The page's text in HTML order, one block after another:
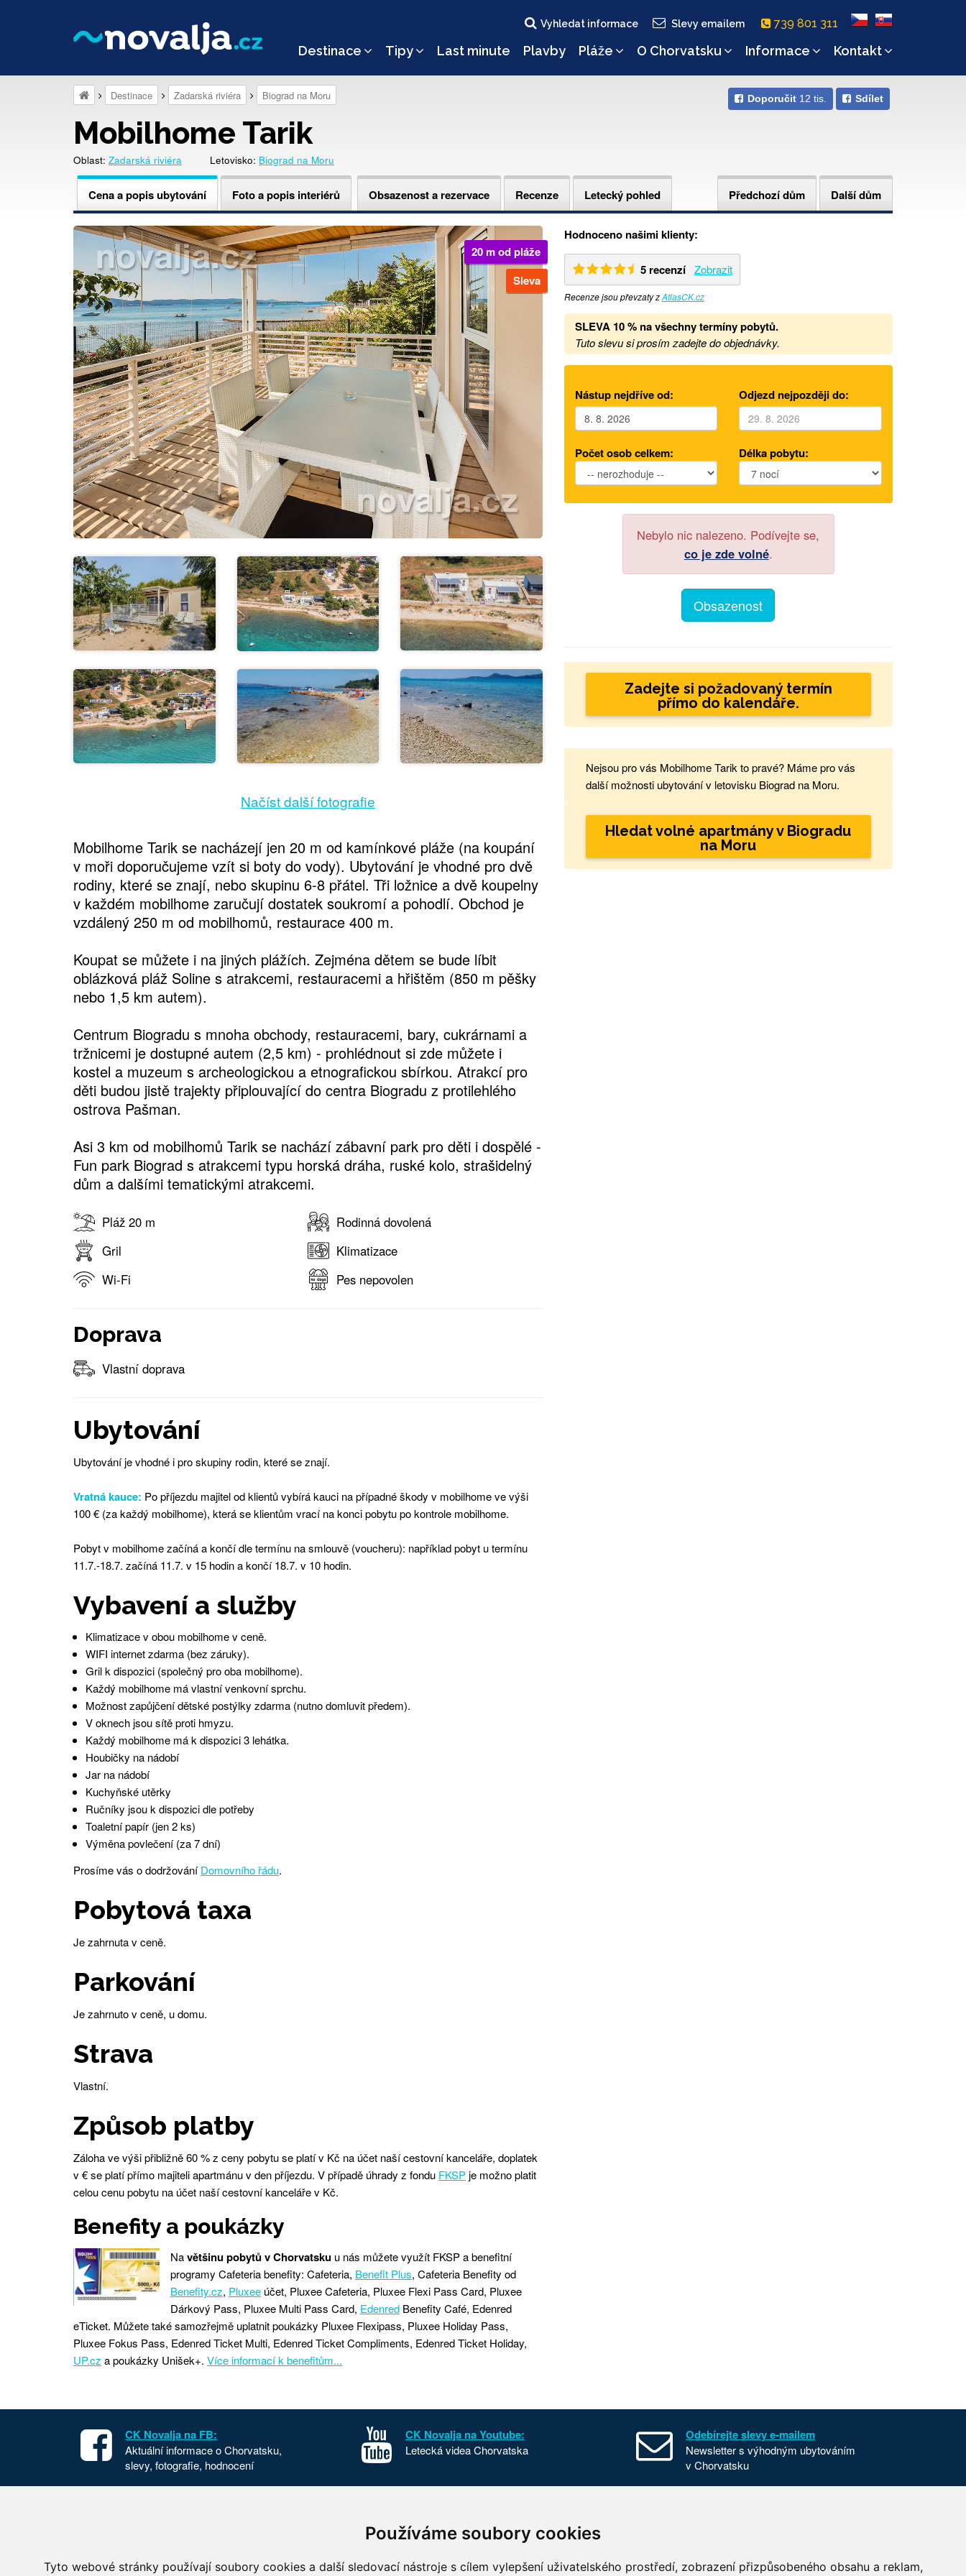
Používáme soubory cookies
Tyto webové stránky používají soubory cookies a další sledovací nástroje s cílem vylepšení uživatelského prostředí, zobrazení přizpůsobeného obsahu a reklam,
Vyhledat informace Slevy emailem 739 801 311
Destinace Tipy Last minute Plavby Pláže O Chorvatsku Informace Kontakt
Doporučit 12 tis. Sdílet
Destinace Zadarská riviéra Biograd na Moru
Mobilhome Tarik
Oblast: Zadarská riviéra Letovisko: Biograd na Moru
Předchozí dům Další dům
Cena a popis ubytování Foto a popis interiérů Obsazenost a rezervace Recenze Letecký pohled
20 m od pláže
Sleva
Načíst další fotografie
Mobilhome Tarik se nacházejí jen 20 m od kamínkové pláže (na koupání
v moři doporučujeme vzít si boty do vody). Ubytování je vhodné pro dvě
rodiny, které se znají, nebo skupinu 6-8 přátel. Tři ložnice a dvě koupelny
v každém mobilhome zaručují dostatek soukromí a pohodlí. Obchod je
vzdálený 250 m od mobilhomů, restaurace 400 m.
Koupat se můžete i na jiných plážích. Zejména dětem se bude líbit
oblázková pláž Soline s atrakcemi, restauracemi a hřištěm (850 m pěšky
nebo 1,5 km autem).
Centrum Biogradu s mnoha obchody, restauracemi, bary, cukrárnami a
tržnicemi je dostupné autem (2,5 km) - prohlédnout si zde můžete i
kostel a muzeum s archeologickou a etnografickou sbírkou. Atrakcí pro
děti budou jistě trajekty připlouvající do centra Biogradu z protilehlého
ostrova Pašman.
Asi 3 km od mobilhomů Tarik se nachází zábavní park pro děti i dospělé -
Fun park Biograd s atrakcemi typu horská dráha, ruské kolo, strašidelný
dům a dalšími tematickými atrakcemi.
Pláž 20 m
Rodinná dovolená
Gril
Klimatizace
Wi-Fi
Pes nepovolen
Doprava
Vlastní doprava
Ubytování
Ubytování je vhodné i pro skupiny rodin, které se znají.
Vratná kauce: Po příjezdu majitel od klientů vybírá kauci na případné škody v mobilhome ve výši
100 € (za každý mobilhome), která se klientům vrací na konci pobytu po kontrole mobilhome.
Pobyt v mobilhome začíná a končí dle termínu na smlouvě (voucheru): například pobyt u termínu
11.7.-18.7. začíná 11.7. v 15 hodin a končí 18.7. v 10 hodin.
Vybavení a služby
Klimatizace v obou mobilhome v ceně.
WIFI internet zdarma (bez záruky).
Gril k dispozici (společný pro oba mobilhome).
Každý mobilhome má vlastní venkovní sprchu.
Možnost zapůjčení dětské postýlky zdarma (nutno domluvit předem).
V oknech jsou sítě proti hmyzu.
Každý mobilhome má k dispozici 3 lehátka.
Houbičky na nádobí
Jar na nádobí
Kuchyňské utěrky
Ručníky jsou k dispozici dle potřeby
Toaletní papír (jen 2 ks)
Výměna povlečení (za 7 dní)
Prosíme vás o dodržováníDomovního řádu.
Pobytová taxa
Je zahrnuta v ceně.
Parkování
Je zahrnuto v ceně, u domu.
Strava
Vlastní.
Způsob platby
Záloha ve výši přibližně 60 % z ceny pobytu se platí v Kč na účet naší cestovní kanceláře, doplatek
v € se platí přímo majiteli apartmánu v den příjezdu. V případě úhrady z fondu FKSPje možno platit
celou cenu pobytu na účet naší cestovní kanceláře v Kč.
Benefity a poukázky
Navětšinu pobytů v Chorvatsku u nás můžete využít FKSP a benefitní
programy Cafeteria benefity: Cafeteria, Benefit Plus, Cafeteria Benefity od
Benefity.cz, Pluxee účet, Pluxee Cafeteria, Pluxee Flexi Pass Card, Pluxee
Dárkový Pass, Pluxee Multi Pass Card, Edenred Benefity Café, Edenred
eTicket. Můžete také samozřejmě uplatnit poukázky Pluxee Flexipass, Pluxee Holiday Pass,
Pluxee Fokus Pass, Edenred Ticket Multi, Edenred Ticket Compliments, Edenred Ticket Holiday,
UP.cz a poukázky Unišek+. Více informací k benefitům...
Hodnoceno našimi klienty:
5 recenzí Zobrazit
Recenze jsou převzaty zAtlasCK.cz
SLEVA 10 % na všechny termíny pobytů.
Tuto slevu si prosím zadejte do objednávky.
Nástup nejdříve od: Odjezd nejpozději do:
Počet osob celkem: Délka pobytu:
Nebylo nic nalezeno. Podívejte se,
co je zde volné.
Obsazenost
Zadejte si požadovaný termín
přímo do kalendáře.
Nejsou pro vás Mobilhome Tarik to pravé? Máme pro vás
další možnosti ubytování v letovisku Biograd na Moru.
Hledat volné apartmány v Biogradu
na Moru
CK Novalja na FB:
Aktuální informace o Chorvatsku,
slevy, fotografie, hodnocení
CK Novalja na Youtube:
Letecká videa Chorvatska
Odebírejte slevy e-mailem
Newsletter s výhodným ubytováním
v Chorvatsku
Ubytování Chorvatsko
Cesta do Chorvatska
Národní parky Chorvatska
O nás
FKSP
Používání cookies